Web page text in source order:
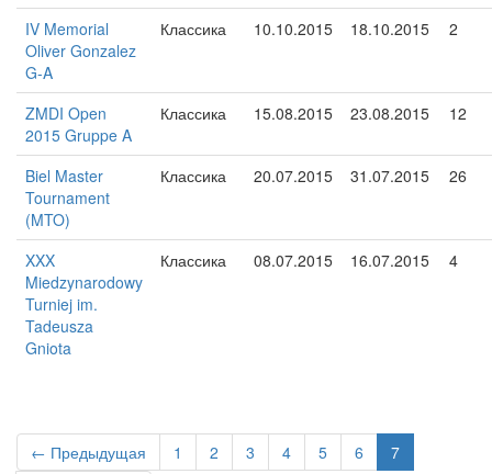
IV Memorial
Oliver Gonzalez
G-A
Классика 10.10.2015 18.10.2015 2
ZMDI Open
2015 Gruppe A
Классика 15.08.2015 23.08.2015 12
Biel Master
Tournament
(MTO)
Классика 20.07.2015 31.07.2015 26
XXX
Miedzynarodowy
Turniej im.
Tadeusza
Gniota
Классика 08.07.2015 16.07.2015 4
← Предыдущая 1 2 3 4 5 6 7